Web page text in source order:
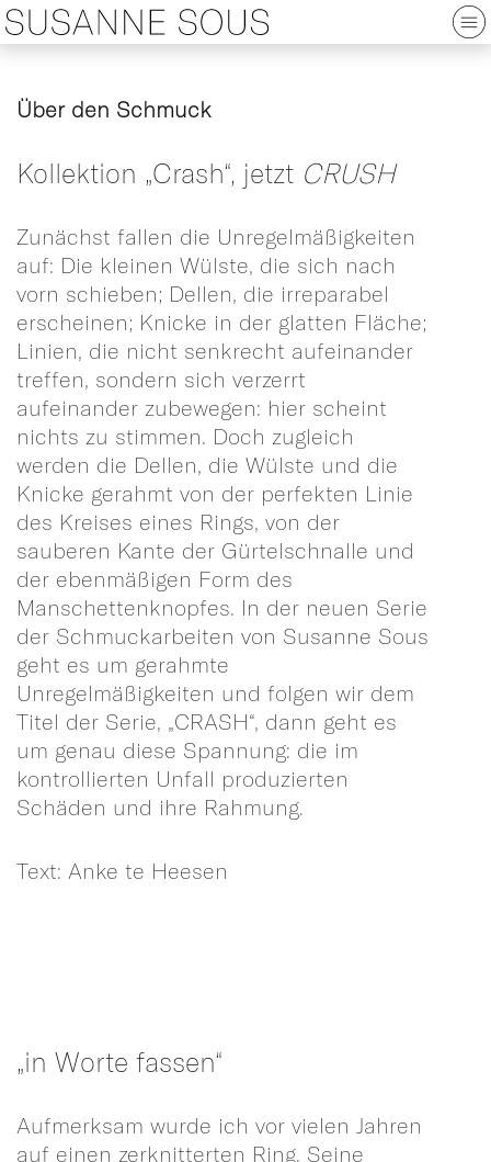
Über den Schmuck
Kollektion „Crash“, jetzt CRUSH
Zunächst fallen die Unregelmäßigkeiten
auf: Die kleinen Wülste, die sich nach
vorn schieben; Dellen, die irreparabel
erscheinen; Knicke in der glatten Fläche;
Linien, die nicht senkrecht aufeinander
treffen, sondern sich verzerrt
aufeinander zubewegen: hier scheint
nichts zu stimmen. Doch zugleich
werden die Dellen, die Wülste und die
Knicke gerahmt von der perfekten Linie
des Kreises eines Rings, von der
sauberen Kante der Gürtelschnalle und
der ebenmäßigen Form des
Manschettenknopfes. In der neuen Serie
der Schmuckarbeiten von Susanne Sous
geht es um gerahmte
Unregelmäßigkeiten und folgen wir dem
Titel der Serie, „CRASH“, dann geht es
um genau diese Spannung: die im
kontrollierten Unfall produzierten
Schäden und ihre Rahmung.
Text: Anke te Heesen
„in Worte fassen“
Aufmerksam wurde ich vor vielen Jahren
auf einen zerknitterten Ring. Seine